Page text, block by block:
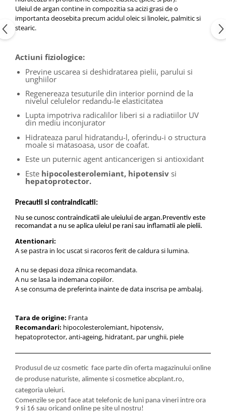
Uleiul de argan contine in compozitia sa acizi grasi de o
importanta deosebita precum acidul oleic si linoleic, palmitic si
stearic.
Actiuni fiziologice:
Previne uscarea si deshidratarea pielii, parului si
unghiilor
Regenereaza tesuturile din interior pornind de la
nivelul celulelor redandu-le elasticitatea
Lupta impotriva radicalilor liberi si a radiatiilor UV
din mediu inconjurator
Hidrateaza parul hidratandu-l, oferindu-i o structura
moale si matasoasa, usor de coafat.
Este un puternic agent anticancerigen si antioxidant
Este hipocolesterolemiant, hipotensiv si
hepatoprotector.
Precautii si contraindicatii:
Nu se cunosc contraindicatii ale uleiului de argan.Preventiv este
recomandat a nu se aplica uleiul pe rani sau inflamatii ale pielii.
Atentionari:
A se pastra in loc uscat si racoros ferit de caldura si lumina.
A nu se depasi doza zilnica recomandata.
A nu se lasa la indemana copiilor.
A se consuma de preferinta inainte de data inscrisa pe ambalaj.
Tara de origine: Franta
Recomandari: hipocolesterolemiant, hipotensiv,
hepatoprotector, anti-ageing, hidratant, par unghii, piele
Produsul de uz cosmetic face parte din oferta magazinului online
de produse naturiste, alimente si cosmetice abcplant.ro,
categoria uleiuri.
Comenzile se pot face atat telefonic de luni pana vineri intre ora
9 si 16 sau oricand online pe site ul nostru!